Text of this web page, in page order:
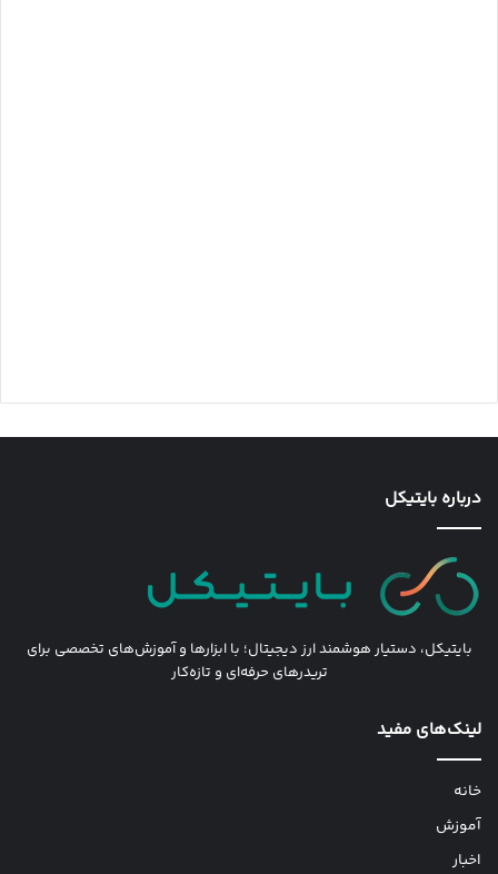
درباره بایتیکل
بایتیکل، دستیار هوشمند ارز دیجیتال؛ با ابزارها و آموزش‌های تخصصی برای
تریدرهای حرفه‌ای و تازه‌کار
لینک‌های مفید
خانه
آموزش
اخبار